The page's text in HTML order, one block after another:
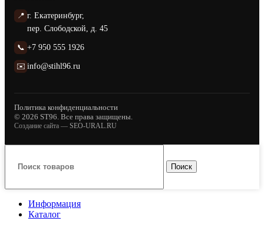
📍 г. Екатеринбург,
пер. Слободской, д. 45
📞 +7 950 555 1926
✉️ info@stihl96.ru
Политика конфиденциальности
© 2026 ST96. Все права защищены.
Создание сайта — SEO-URAL.RU
Поиск
Информация
Каталог